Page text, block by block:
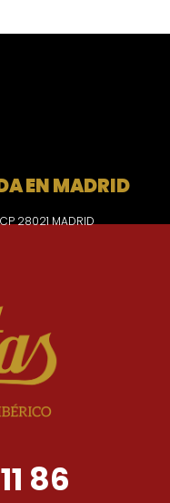
EN MADRID
28021 MADRID
86